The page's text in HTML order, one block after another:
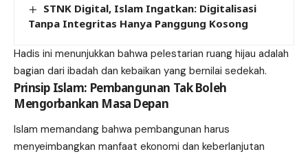
STNK Digital, Islam Ingatkan: Digitalisasi
Tanpa Integritas Hanya Panggung Kosong
Hadis ini menunjukkan bahwa pelestarian ruang hijau adalah
bagian dari ibadah dan kebaikan yang bernilai sedekah.
Prinsip Islam: Pembangunan Tak Boleh
Mengorbankan Masa Depan
Islam memandang bahwa pembangunan harus
menyeimbangkan manfaat ekonomi dan keberlanjutan